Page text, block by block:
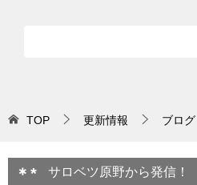
TOP 更新情報 ブログ
サロベツ原野から発信！